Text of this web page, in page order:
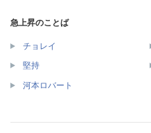
急上昇のことば
チョレイ
堅持
河本ロバート